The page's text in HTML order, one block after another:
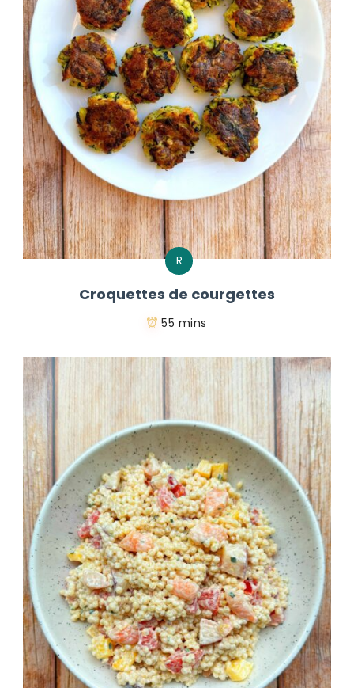
R
Croquettes de courgettes
55 mins